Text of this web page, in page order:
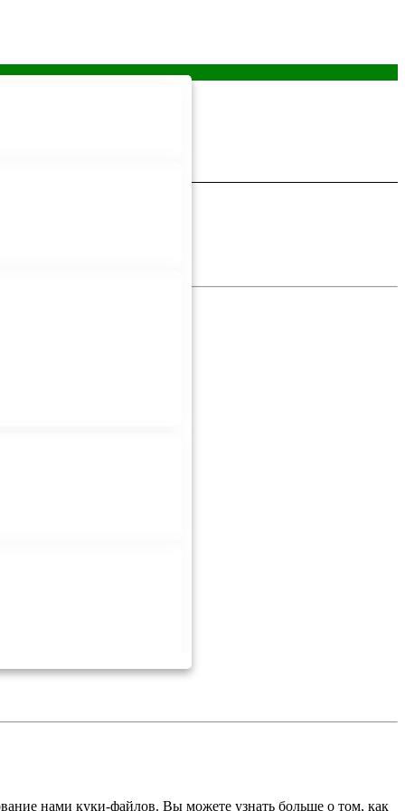
нами куки-файлов. Вы можете узнать больше о том, как